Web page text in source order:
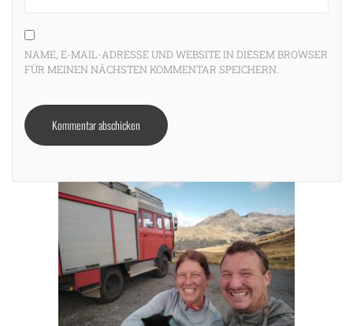
NAME, E-MAIL-ADRESSE UND WEBSITE IN DIESEM BROWSER
FÜR MEINEN NÄCHSTEN KOMMENTAR SPEICHERN.